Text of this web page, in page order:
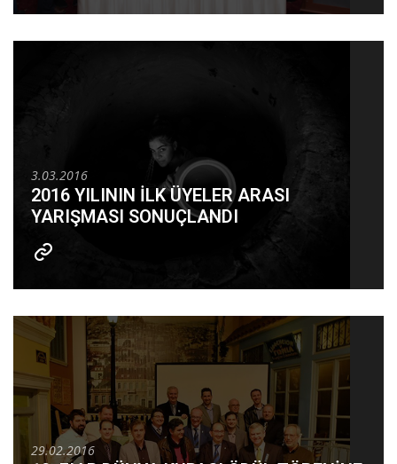
3.03.2016
2016 YILININ İLK ÜYELER ARASI
YARIŞMASI SONUÇLANDI
29.02.2016